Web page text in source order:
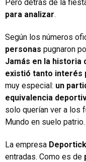
Pero detrás de la
para analizar.
Según los números
personas pugnaron
Jamás en la
existió tanto interés
muy especial: un
equivalencia
solo querían ver a los
Mundo en suelo patrio.
La empresa Deportick
entradas. Como es de